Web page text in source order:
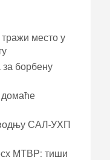
место у
борбену
домаће
САЛ-УХП
МТВР: тиши